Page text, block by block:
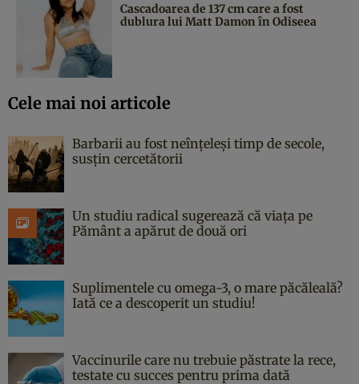
Cascadoarea de 137 cm care a fost
dublura lui Matt Damon în Odiseea
Cele mai noi articole
Barbarii au fost neînțeleși timp de secole,
susțin cercetătorii
Un studiu radical sugerează că viața pe
Pământ a apărut de două ori
Suplimentele cu omega-3, o mare păcăleală?
Iată ce a descoperit un studiu!
Vaccinurile care nu trebuie păstrate la rece,
testate cu succes pentru prima dată